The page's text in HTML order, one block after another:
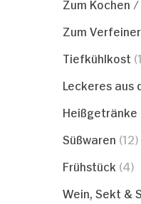
Zum Kochen
Zum
Tiefkühlkost
Leckeres aus
Heißgetränke
Süßwaren (12)
Frühstück (4)
Wein, Sekt &